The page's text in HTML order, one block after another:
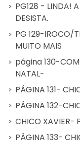
PG128 - LINDA!
DESISTA.
PG 129-IROCO/
MUITO MAIS
página 130-
NATAL-
PÁGINA 131-
PÁGINA 132-
CHICO XAVIER-
PÁGINA 133-